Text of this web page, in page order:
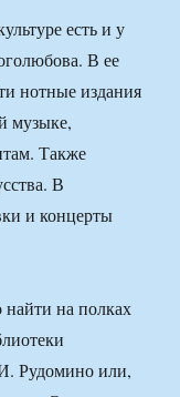
есть и у
В ее
нотные издания
музыке,
Также
В
и концерты
на полках
Рудомино или,